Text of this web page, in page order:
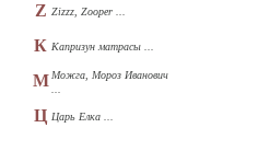
Z Zizzz, Zooper ...
К Капризун матрасы ...
М Можга, Мороз Иванович
Ц Царь Елка ...